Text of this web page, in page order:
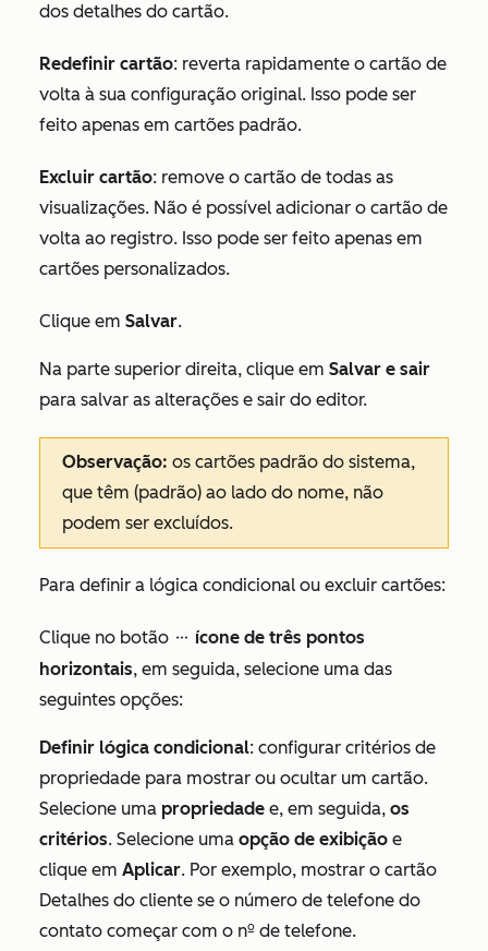
dos detalhes do cartão.
Redefinir cartão: reverta rapidamente o cartão de
volta à sua configuração original. Isso pode ser
feito apenas em cartões padrão.
Excluir cartão: remove o cartão de todas as
visualizações. Não é possível adicionar o cartão de
volta ao registro. Isso pode ser feito apenas em
cartões personalizados.
Clique em Salvar.
Na parte superior direita, clique em Salvar e sair
para salvar as alterações e sair do editor.
Observação: os cartões padrão do sistema,
que têm (padrão) ao lado do nome, não
podem ser excluídos.
Para definir a lógica condicional ou excluir cartões:
Clique no botão ellipsesIcon ícone de três pontos
horizontais, em seguida, selecione uma das
seguintes opções:
Definir lógica condicional: configurar critérios de
propriedade para mostrar ou ocultar um cartão.
Selecione uma propriedade e, em seguida, os
critérios. Selecione uma opção de exibição e
clique em Aplicar. Por exemplo, mostrar o cartão
Detalhes do cliente se o número de telefone do
contato começar com o nº de telefone.